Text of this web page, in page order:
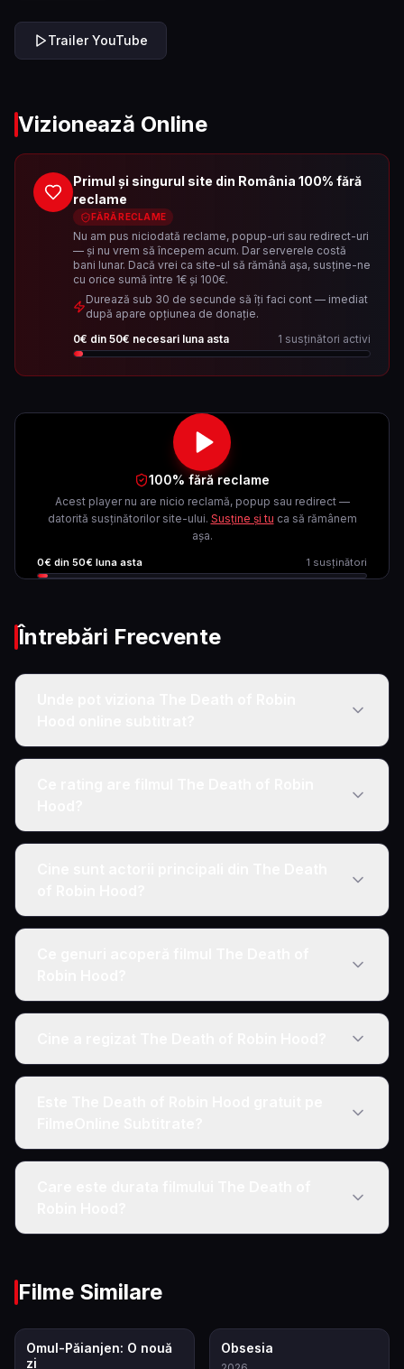
Trailer YouTube
Vizionează Online
Primul și singurul site din România 100% fără
reclame
FĂRĂ RECLAME
Nu am pus niciodată reclame, popup-uri sau redirect-uri
— și nu vrem să începem acum. Dar serverele costă
bani lunar. Dacă vrei ca site-ul să rămână așa, susține-ne
cu orice sumă între 1€ și 100€.
Durează sub 30 de secunde să îți faci cont — imediat
după apare opțiunea de donație.
0€ din 50€ necesari luna asta 1 susținători activi
100% fără reclame
Acest player nu are nicio reclamă, popup sau redirect —
datorită susținătorilor site-ului. Susține și tu ca să rămânem
așa.
0€ din 50€ luna asta 1 susținători
Întrebări Frecvente
Filme Similare
7.9
Omul-Păianjen: O nouă
zi
Obsesia